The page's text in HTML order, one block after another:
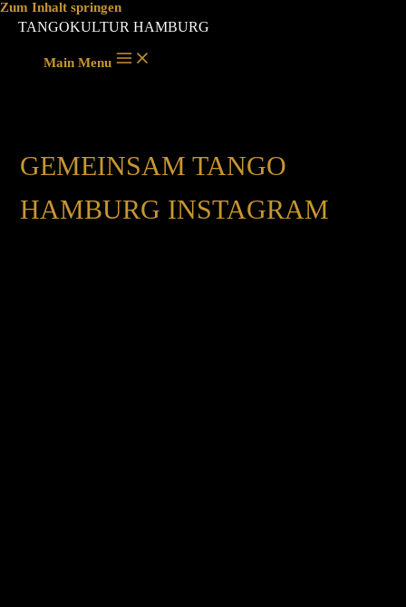
Zum Inhalt springen
TANGOKULTUR HAMBURG
Main Menu
GEMEINSAM TANGO
HAMBURG INSTAGRAM